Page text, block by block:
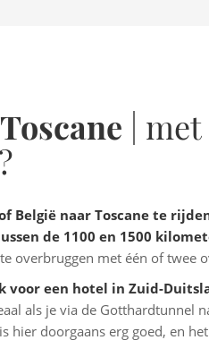
|
België naar Toscane te
de 1100 en 1500
overbruggen met één of twee
voor een hotel in Zuid-
als je via de Gotthardtunnel
hier doorgaans erg goed, en